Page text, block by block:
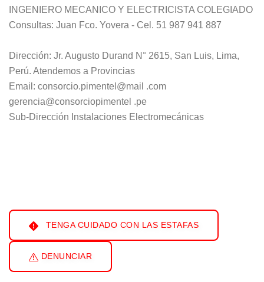
INGENIERO MECANICO Y ELECTRICISTA COLEGIADO
Consultas: Juan Fco. Yovera - Cel. 51 987 941 887
Dirección: Jr. Augusto Durand N° 2615, San Luis, Lima,
Perú. Atendemos a Provincias
Email: consorcio.pimentel@mail .com
gerencia@consorciopimentel .pe
Sub-Dirección Instalaciones Electromecánicas
TENGA CUIDADO CON LAS ESTAFAS
DENUNCIAR